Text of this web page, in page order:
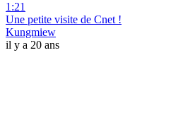
1:21
Une petite visite de Cnet !
Kungmiew
il y a 20 ans